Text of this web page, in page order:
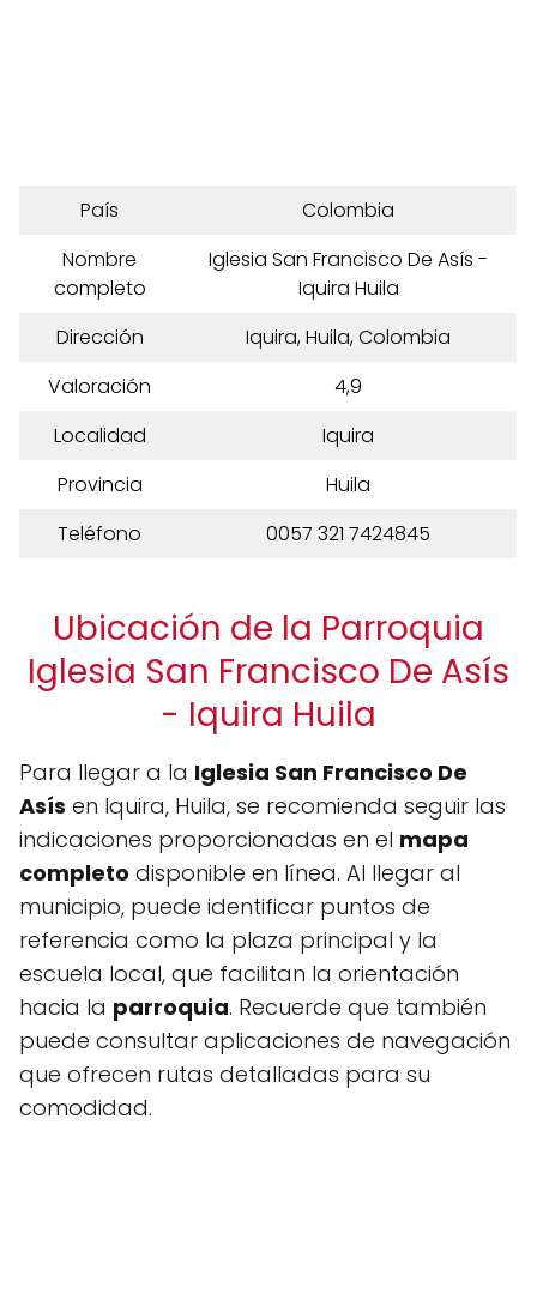
País
Colombia
Nombre
completo
Iglesia San Francisco De Asís -
Iquira Huila
Dirección
Iquira, Huila, Colombia
Valoración
4,9
Localidad
Iquira
Provincia
Huila
Teléfono
0057 321 7424845
Ubicación de la Parroquia
Iglesia San Francisco De Asís
- Iquira Huila
Para llegar a la Iglesia San Francisco De
Asís en Iquira, Huila, se recomienda seguir las
indicaciones proporcionadas en el mapa
completo disponible en línea. Al llegar al
municipio, puede identificar puntos de
referencia como la plaza principal y la
escuela local, que facilitan la orientación
hacia la parroquia. Recuerde que también
puede consultar aplicaciones de navegación
que ofrecen rutas detalladas para su
comodidad.